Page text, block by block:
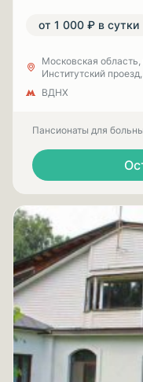
от 1 000 ₽ в сутки
Московская
Институтский
ВДНХ
Пансионаты для